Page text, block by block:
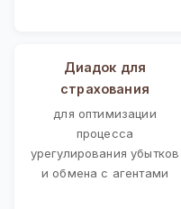
Диадок для
страхования
для оптимизации
процесса
урегулирования убытков
и обмена с агентами